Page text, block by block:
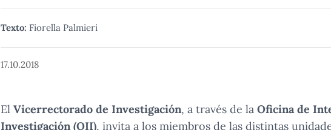
Texto: Fiorella Palmieri
17.10.2018
El Vicerrectorado de Investigación, a través de la Oficina de
Investigación (OII), invita a los miembros de las distintas